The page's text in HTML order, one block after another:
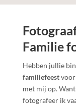
Familie
Hebben jullie
familiefeestvoor
met mij op.
fotografeer ik